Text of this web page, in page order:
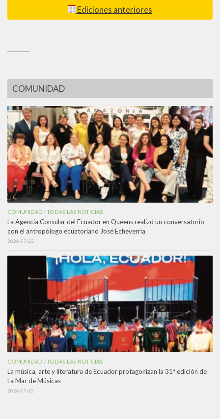
Ediciones anteriores
COMUNIDAD
COMUNIDAD /TODAS LAS NOTICIAS
La Agencia Consular del Ecuador en Queens realizó un conversatorio
con el antropólogo ecuatoriano José Echeverría
2026-07-22
COMUNIDAD /TODAS LAS NOTICIAS
La música, arte y literatura de Ecuador protagonizan la 31ª edición de
La Mar de Músicas
2026-07-15